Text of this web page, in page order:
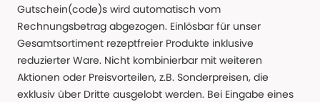
Gutschein(code)s wird automatisch vom
Rechnungsbetrag abgezogen. Einlösbar für unser
Gesamtsortiment rezeptfreier Produkte inklusive
reduzierter Ware. Nicht kombinierbar mit weiteren
Aktionen oder Preisvorteilen, z.B. Sonderpreisen, die
exklusiv über Dritte ausgelobt werden. Bei Eingabe eines